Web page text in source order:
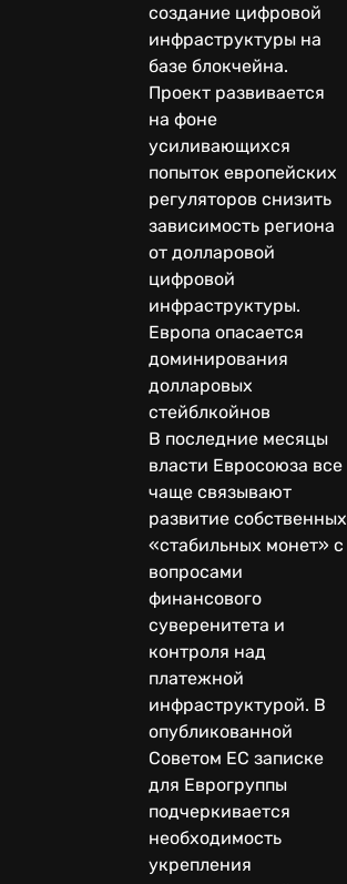
создание цифровой
инфраструктуры на
базе блокчейна.
Проект развивается
на фоне
усиливающихся
попыток европейских
регуляторов снизить
зависимость региона
от долларовой
цифровой
инфраструктуры.
Европа опасается
доминирования
долларовых
стейблкойнов
В последние месяцы
власти Евросоюза все
чаще связывают
развитие собственных
«стабильных монет» с
вопросами
финансового
суверенитета и
контроля над
платежной
инфраструктурой. В
опубликованной
Советом ЕС записке
для Еврогруппы
подчеркивается
необходимость
укрепления